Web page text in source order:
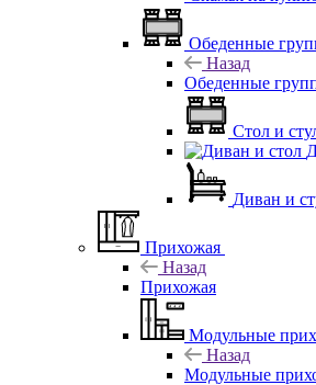
Обеденные
Назад
Обеденные
Стол и
Диван и
Прихожая
Назад
Прихожая
Модульные
Назад
Модульные